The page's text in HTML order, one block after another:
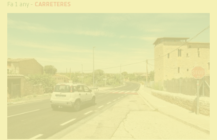
Fa 1 any- CARRETERES